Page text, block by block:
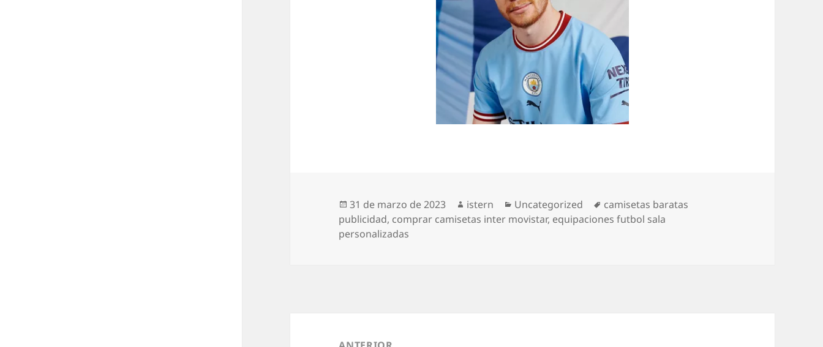
Publicado
el
31 de marzo de 2023 Autor
istern Categorías
Uncategorized Etiquetas
camisetas baratas
publicidad, comprar camisetas inter movistar, equipaciones futbol sala
personalizadas